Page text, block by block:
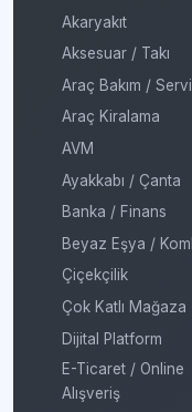
Akaryakıt
Aksesuar / Takı
Araç Bakım /
Araç Kiralama
AVM
Ayakkabı / Çanta
Banka / Finans
Beyaz Eşya /
Çiçekçilik
Çok Katlı Mağaza
Dijital Platform
E-Ticaret / Online
Alışveriş